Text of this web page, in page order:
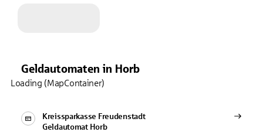
Geldautomaten in Horb
Kreissparkasse Freudenstadt
Geldautomat Horb
Loading (MapContainer)